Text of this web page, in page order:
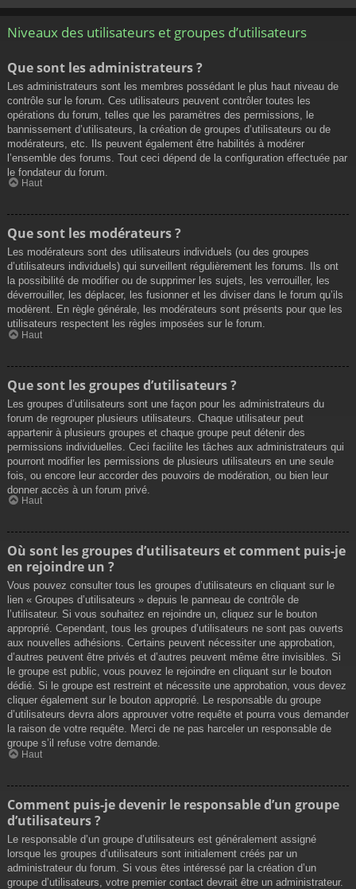
Niveaux des utilisateurs et groupes d’utilisateurs
Que sont les administrateurs ?
Les administrateurs sont les membres possédant le plus haut niveau de
contrôle sur le forum. Ces utilisateurs peuvent contrôler toutes les
opérations du forum, telles que les paramètres des permissions, le
bannissement d’utilisateurs, la création de groupes d’utilisateurs ou de
modérateurs, etc. Ils peuvent également être habilités à modérer
l’ensemble des forums. Tout ceci dépend de la configuration effectuée par
le fondateur du forum.
Haut
Que sont les modérateurs ?
Les modérateurs sont des utilisateurs individuels (ou des groupes
d’utilisateurs individuels) qui surveillent régulièrement les forums. Ils ont
la possibilité de modifier ou de supprimer les sujets, les verrouiller, les
déverrouiller, les déplacer, les fusionner et les diviser dans le forum qu’ils
modèrent. En règle générale, les modérateurs sont présents pour que les
utilisateurs respectent les règles imposées sur le forum.
Haut
Que sont les groupes d’utilisateurs ?
Les groupes d’utilisateurs sont une façon pour les administrateurs du
forum de regrouper plusieurs utilisateurs. Chaque utilisateur peut
appartenir à plusieurs groupes et chaque groupe peut détenir des
permissions individuelles. Ceci facilite les tâches aux administrateurs qui
pourront modifier les permissions de plusieurs utilisateurs en une seule
fois, ou encore leur accorder des pouvoirs de modération, ou bien leur
donner accès à un forum privé.
Haut
Où sont les groupes d’utilisateurs et comment puis-je
en rejoindre un ?
Vous pouvez consulter tous les groupes d’utilisateurs en cliquant sur le
lien « Groupes d’utilisateurs » depuis le panneau de contrôle de
l’utilisateur. Si vous souhaitez en rejoindre un, cliquez sur le bouton
approprié. Cependant, tous les groupes d’utilisateurs ne sont pas ouverts
aux nouvelles adhésions. Certains peuvent nécessiter une approbation,
d’autres peuvent être privés et d’autres peuvent même être invisibles. Si
le groupe est public, vous pouvez le rejoindre en cliquant sur le bouton
dédié. Si le groupe est restreint et nécessite une approbation, vous devez
cliquer également sur le bouton approprié. Le responsable du groupe
d’utilisateurs devra alors approuver votre requête et pourra vous demander
la raison de votre requête. Merci de ne pas harceler un responsable de
groupe s’il refuse votre demande.
Haut
Comment puis-je devenir le responsable d’un groupe
d’utilisateurs ?
Le responsable d’un groupe d’utilisateurs est généralement assigné
lorsque les groupes d’utilisateurs sont initialement créés par un
administrateur du forum. Si vous êtes intéressé par la création d’un
groupe d’utilisateurs, votre premier contact devrait être un administrateur.